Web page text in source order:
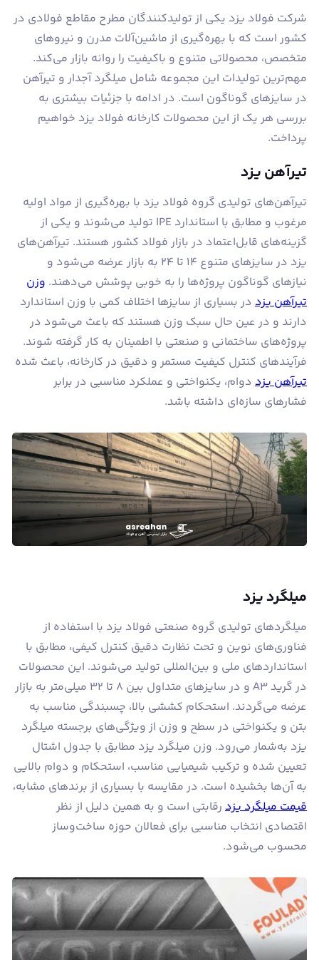
شرکت فولاد یزد یکی از تولیدکنندگان مطرح مقاطع فولادی در
کشور است که با بهره‌گیری از ماشین‌آلات مدرن و نیروهای
متخصص، محصولاتی متنوع و باکیفیت را روانه بازار می‌کند.
مهم‌ترین تولیدات این مجموعه شامل میلگرد آجدار و تیرآهن
در سایزهای گوناگون است. در ادامه با جزئیات بیشتری به
بررسی هر یک از این محصولات کارخانه فولاد یزد خواهیم
پرداخت.
تیرآهن یزد
تیرآهن‌های تولیدی گروه فولاد یزد با بهره‌گیری از مواد اولیه
مرغوب و مطابق با استاندارد IPE تولید می‌شوند و یکی از
گزینه‌های قابل‌اعتماد در بازار فولاد کشور هستند. تیرآهن‌های
یزد در سایزهای متنوع ۱۴ تا ۲۴ به بازار عرضه می‌شود و
نیازهای گوناگون پروژه‌ها را به خوبی پوشش می‌دهند. وزن
تیرآهن یزد در بسیاری از سایزها اختلاف کمی با وزن استاندارد
دارند و در عین حال سبک وزن هستند که باعث می‌شود در
پروژه‌های ساختمانی و صنعتی با اطمینان به کار گرفته شوند.
فرآیندهای کنترل کیفیت مستمر و دقیق در کارخانه، باعث شده
تیرآهن یزد دوام، یکنواختی و عملکرد مناسبی در برابر
فشارهای سازه‌ای داشته باشد.
میلگرد یزد
میلگردهای تولیدی گروه صنعتی فولاد یزد با استفاده از
فناوری‌های نوین و تحت نظارت دقیق کنترل کیفی، مطابق با
استانداردهای ملی و بین‌المللی تولید می‌شوند. این محصولات
در گرید A3 و در سایزهای متداول بین ۸ تا ۳۲ میلی‌متر به بازار
عرضه می‌گردند. استحکام کششی بالا، چسبندگی مناسب به
بتن و یکنواختی در سطح و وزن از ویژگی‌های برجسته میلگرد
یزد به‌شمار می‌رود. وزن میلگرد یزد مطابق با جدول اشتال
تعیین شده و ترکیب شیمیایی مناسب، استحکام و دوام بالایی
به آن‌ها بخشیده است. در مقایسه با بسیاری از برندهای مشابه،
قیمت میلگرد یزد رقابتی‌ است و به همین دلیل از نظر
اقتصادی انتخاب مناسبی برای فعالان حوزه ساخت‌وساز
محسوب می‌شود.